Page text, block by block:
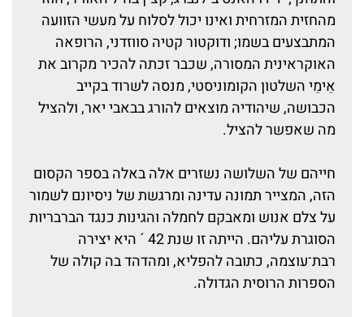
מהחזית המזרחית ואינו יכול לסלוח על מעשי הזוועה
המתבצעים בשמו; ודוקטור קטיה סווזדני, הרופאה
האוקראינית המסורה, שכבר זכתה להכיר מקרוב את
אֵימֵי השלטון הקומוניסטי, מנסה לשרוד בקייב
הכבושה, שיהודיה מוצאים להורג בבאבי יאר, ולהציל
מה שאפשר להציל.
חייהם של השלושה נשזרים אלה באלה בספר הקסום
הזה, המצייר תמונה עדינה ומרגשת של ניסיונם לשמור
על צלם אנוש ומאבקם לחמלה והגינות כנגד הברבריות
הסוגרת עליהם. הייתה זו שנת 42 ´ היא יצירה
רבת־עוצמה, כתובה להפליא, ומהדהד בה קולה של
הספרות הרוסית הגדולה.